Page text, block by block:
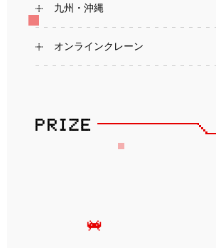
九州・沖縄
オンラインクレーン